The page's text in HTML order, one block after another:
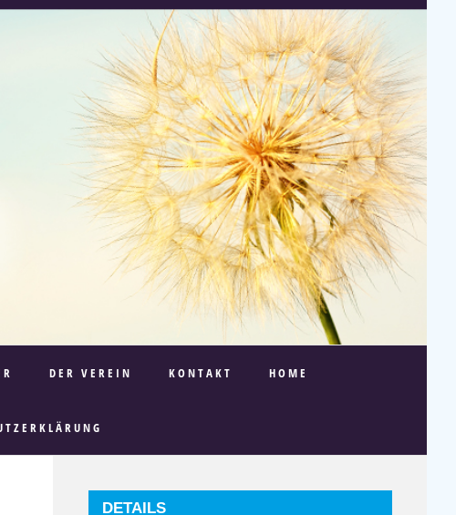
DER VEREIN KONTAKT HOME
DETAILS